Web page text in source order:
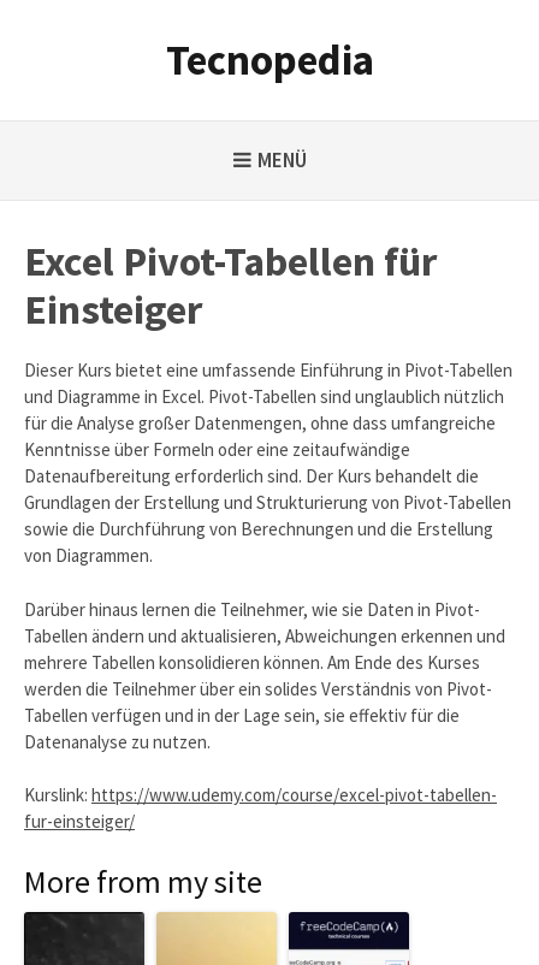
Tecnopedia
MENÜ
Excel Pivot-Tabellen für
Einsteiger
Dieser Kurs bietet eine umfassende Einführung in Pivot-Tabellen
und Diagramme in Excel. Pivot-Tabellen sind unglaublich nützlich
für die Analyse großer Datenmengen, ohne dass umfangreiche
Kenntnisse über Formeln oder eine zeitaufwändige
Datenaufbereitung erforderlich sind. Der Kurs behandelt die
Grundlagen der Erstellung und Strukturierung von Pivot-Tabellen
sowie die Durchführung von Berechnungen und die Erstellung
von Diagrammen.
Darüber hinaus lernen die Teilnehmer, wie sie Daten in Pivot-
Tabellen ändern und aktualisieren, Abweichungen erkennen und
mehrere Tabellen konsolidieren können. Am Ende des Kurses
werden die Teilnehmer über ein solides Verständnis von Pivot-
Tabellen verfügen und in der Lage sein, sie effektiv für die
Datenanalyse zu nutzen.
Kurslink: https://www.udemy.com/course/excel-pivot-tabellen-
fur-einsteiger/
More from my site